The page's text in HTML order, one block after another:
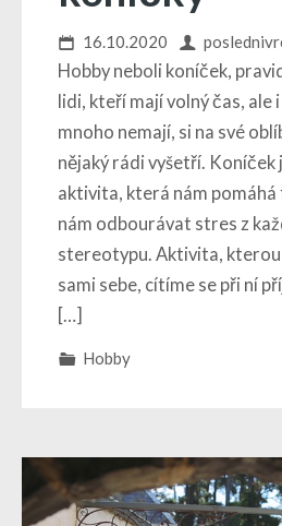
16.10.2020
Hobby neboli koníček,
lidi, kteří mají volný čas, ale
mnoho nemají, si na své
nějaký rádi vyšetří. Koníček
aktivita, která nám
nám odbourávat stres z
stereotypu. Aktivita,
sami sebe, cítíme se při ní
[…]
Hobby